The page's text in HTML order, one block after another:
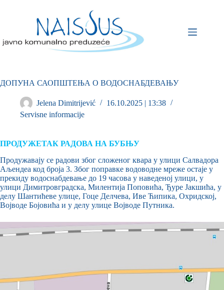
ДОПУНА САОПШТЕЊА О ВОДОСНАБДЕВАЊУ
Jelena Dimitrijević
16.10.2025 | 13:38
Servisne informacije
ПРОДУЖЕТАК РАДОВА НА БУБЊУ
Продужавају се радови због сложеног квара у улици Салвадора
Аљендеа код броја 3. Због поправке водоводне мреже остаје у
прекиду водоснабдевање до 19 часова у наведеној улици, у
улици Димитровградска, Милентија Поповића, Ђуре Јакшића, у
делу Шантићеве улице, Гоце Делчева, Иве Ћипика, Охридској,
Војводе Бојовића и у делу улице Војводе Путника.